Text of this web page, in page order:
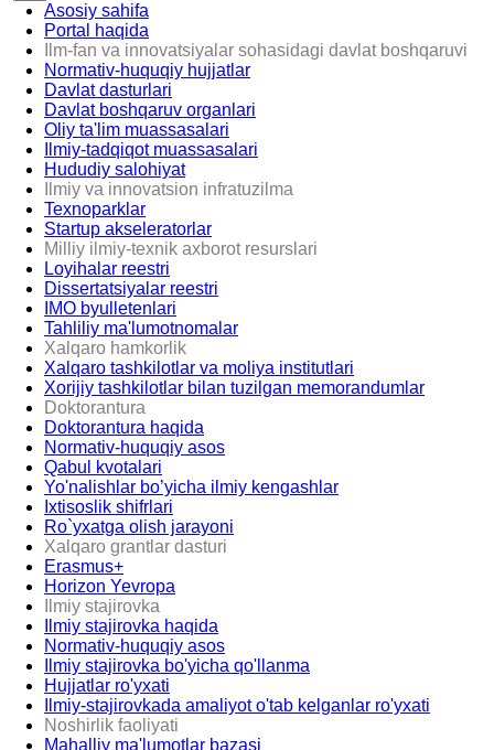
Asosiy sahifa
Portal haqida
Ilm-fan va innovatsiyalar sohasidagi davlat boshqaruvi
Normativ-huquqiy hujjatlar
Davlat dasturlari
Davlat boshqaruv organlari
Oliy ta'lim muassasalari
Ilmiy-tadqiqot muassasalari
Hududiy salohiyat
Ilmiy va innovatsion infratuzilma
Texnoparklar
Startup akseleratorlar
Milliy ilmiy-texnik axborot resurslari
Loyihalar reestri
Dissertatsiyalar reestri
IMO byulletenlari
Tahliliy ma'lumotnomalar
Xalqaro hamkorlik
Xalqaro tashkilotlar va moliya institutlari
Xorijiy tashkilotlar bilan tuzilgan memorandumlar
Doktorantura
Doktorantura haqida
Normativ-huquqiy asos
Qabul kvotalari
Yo'nalishlar bo’yicha ilmiy kengashlar
Ixtisoslik shifrlari
Ro`yxatga olish jarayoni
Xalqaro grantlar dasturi
Erasmus+
Horizon Yevropa
Ilmiy stajirovka
Ilmiy stajirovka haqida
Normativ-huquqiy asos
Ilmiy stajirovka bo'yicha qo'llanma
Hujjatlar ro'yxati
Ilmiy-stajirovkada amaliyot o'tab kelganlar ro'yxati
Noshirlik faoliyati
Mahalliy ma'lumotlar bazasi